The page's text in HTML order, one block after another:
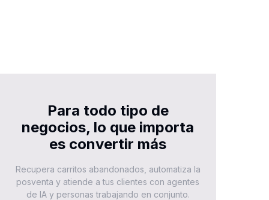
Para todo tipo de
negocios, lo que importa
es convertir más
Recupera carritos abandonados, automatiza la
posventa y atiende a tus clientes con agentes
de IA y personas trabajando en conjunto.